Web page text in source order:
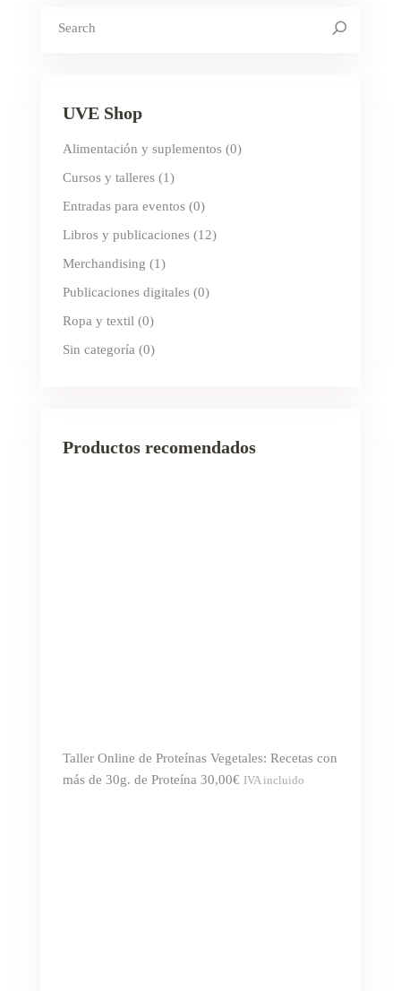
UVE Shop
Alimentación y suplementos (0)
Cursos y talleres (1)
Entradas para eventos (0)
Libros y publicaciones (12)
Merchandising (1)
Publicaciones digitales (0)
Ropa y textil (0)
Sin categoría (0)
Productos recomendados
Taller Online de Proteínas Vegetales: Recetas con
más de 30g. de Proteína 30,00€ IVA incluido